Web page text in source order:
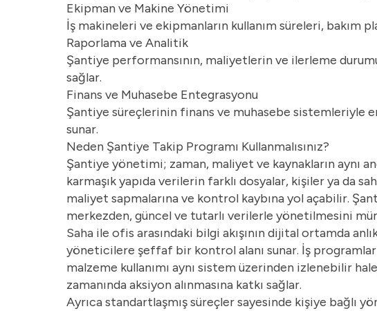
Ekipman ve Makine Yönetimi
İş makineleri ve ekipmanların kullanım süreleri, bakım
Raporlama ve Analitik
Şantiye performansının, maliyetlerin ve ilerleme
sağlar.
Finans ve Muhasebe Entegrasyonu
Şantiye süreçlerinin finans ve muhasebe sistemleriyle
sunar.
Neden Şantiye Takip Programı Kullanmalısınız?
Şantiye yönetimi; zaman, maliyet ve kaynakların aynı
karmaşık yapıda verilerin farklı dosyalar, kişiler ya da
maliyet sapmalarına ve kontrol kaybına yol açabilir.
merkezden, güncel ve tutarlı verilerle yönetilmesini
Saha ile ofis arasındaki bilgi akışının dijital ortamda
yöneticilere şeffaf bir kontrol alanı sunar. İş
malzeme kullanımı aynı sistem üzerinden izlenebilir
zamanında aksiyon alınmasına katkı sağlar.
Ayrıca standartlaşmış süreçler sayesinde kişiye bağlı